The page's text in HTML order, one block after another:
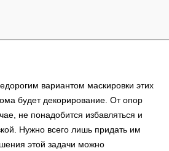
вариантом маскировки этих
будет декорирование. От опор
не понадобится избавляться и
Нужно всего лишь придать им
этой задачи можно